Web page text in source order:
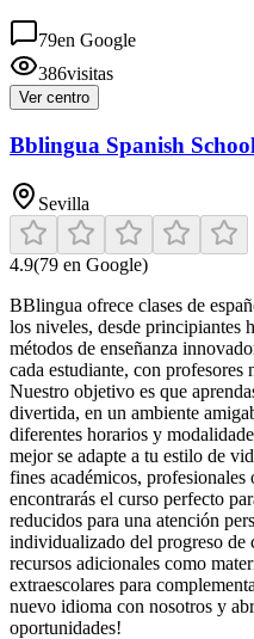
79en Google
386visitas
Ver centro
Bblingua Spanish School
Sevilla
4.9(79 en Google)
BBlingua ofrece clases de
los niveles, desde principiantes
métodos de enseñanza
cada estudiante, con
Nuestro objetivo es que
divertida, en un ambiente
diferentes horarios y
mejor se adapte a tu estilo de
fines académicos,
encontrarás el curso perfecto
reducidos para una atención
individualizado del progreso de
recursos adicionales como
extraescolares para
nuevo idioma con nosotros y
oportunidades!